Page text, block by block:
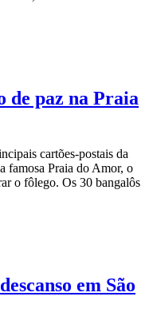
de paz na Praia
cartões-postais da
famosa Praia do Amor, o
o fôlego. Os 30 bangalôs
em São